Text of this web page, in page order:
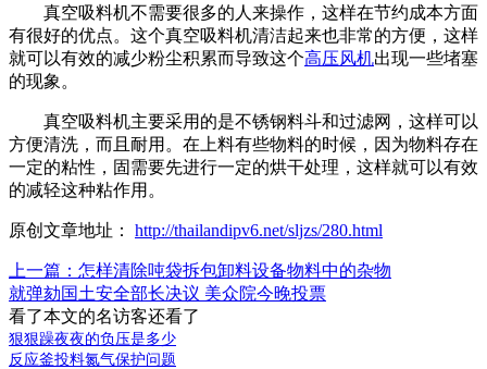
真空吸料机不需要很多的人来操作，这样在节约成本方面
有很好的优点。这个真空吸料机清洁起来也非常的方便，这样
就可以有效的减少粉尘积累而导致这个高压风机出现一些堵塞
的现象。
真空吸料机主要采用的是不锈钢料斗和过滤网，这样可以
方便清洗，而且耐用。在上料有些物料的时候，因为物料存在
一定的粘性，固需要先进行一定的烘干处理，这样就可以有效
的减轻这种粘作用。
原创文章地址： http://thailandipv6.net/sljzs/280.html
上一篇：怎样清除吨袋拆包卸料设备物料中的杂物
就弹劾国土安全部长决议 美众院今晚投票
看了本文的名访客还看了
狠狠躁夜夜的负压是多少
反应釜投料氮气保护问题